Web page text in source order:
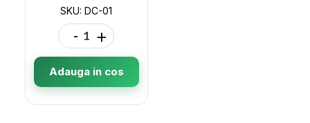
SKU: DC-01
- +
Adauga in cos